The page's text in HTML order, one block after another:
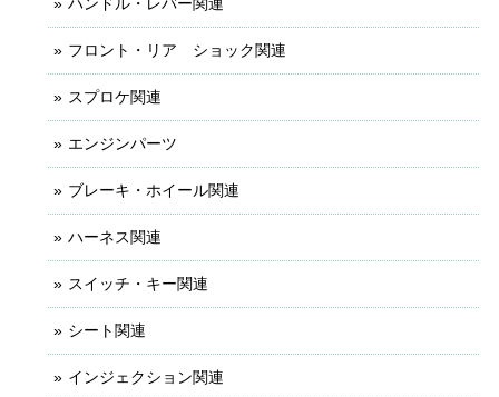
フロント・リア ショック関連
スプロケ関連
エンジンパーツ
ブレーキ・ホイール関連
ハーネス関連
スイッチ・キー関連
シート関連
インジェクション関連